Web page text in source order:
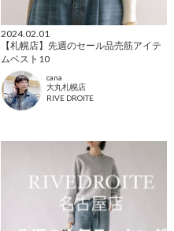
2024.02.01
【札幌店】先週のセール品売筋アイテ
ムベスト10
cana
大丸札幌店
RIVE DROITE